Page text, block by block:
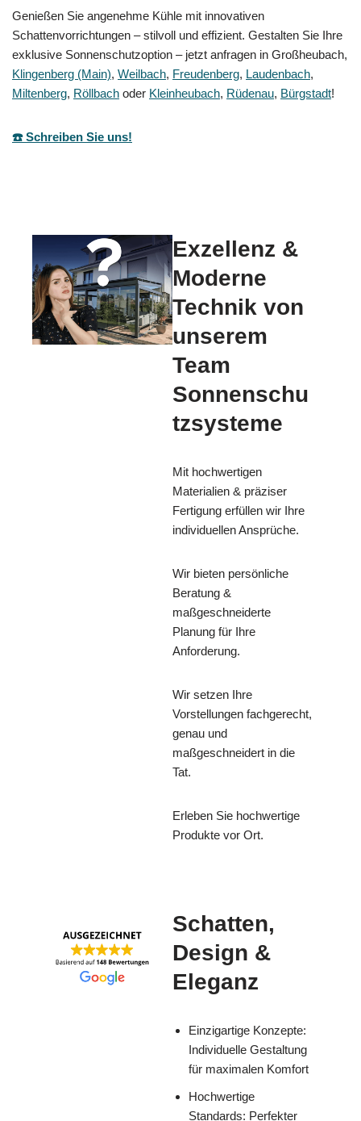
Genießen Sie angenehme Kühle mit innovativen
Schattenvorrichtungen – stilvoll und effizient. Gestalten Sie Ihre
exklusive Sonnenschutzoption – jetzt anfragen in Großheubach,
Klingenberg (Main), Weilbach, Freudenberg, Laudenbach,
Miltenberg, Röllbach oder Kleinheubach, Rüdenau, Bürgstadt!
☎️ Schreiben Sie uns!
Exzellenz &
Moderne
Technik von
unserem
Team
Sonnenschu
tzsysteme
Mit hochwertigen
Materialien & präziser
Fertigung erfüllen wir Ihre
individuellen Ansprüche.
Wir bieten persönliche
Beratung &
maßgeschneiderte
Planung für Ihre
Anforderung.
Wir setzen Ihre
Vorstellungen fachgerecht,
genau und
maßgeschneidert in die
Tat.
Erleben Sie hochwertige
Produkte vor Ort.
Schatten,
Design &
Eleganz
Einzigartige Konzepte:
Individuelle Gestaltung
für maximalen Komfort
Hochwertige
Standards: Perfekter